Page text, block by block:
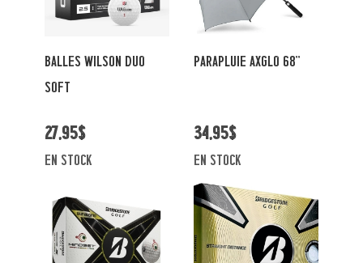
BALLES WILSON DUO
SOFT
27,95$
en stock
PARAPLUIE AXGLO 68''
34,95$
en stock